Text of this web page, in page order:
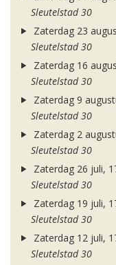
Sleutelstad 30
Zaterdag 23
Sleutelstad 30
Zaterdag 16
Sleutelstad 30
Zaterdag 9
Sleutelstad 30
Zaterdag 2
Sleutelstad 30
Zaterdag 26 juli,
Sleutelstad 30
Zaterdag 19 juli,
Sleutelstad 30
Zaterdag 12 juli,
Sleutelstad 30